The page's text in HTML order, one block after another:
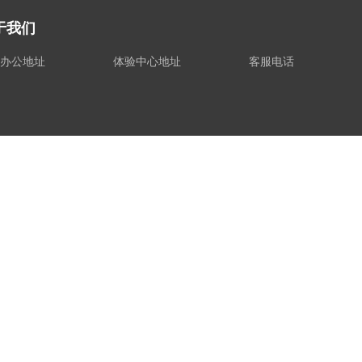
我们
公地址 体验中心地址 客服电话